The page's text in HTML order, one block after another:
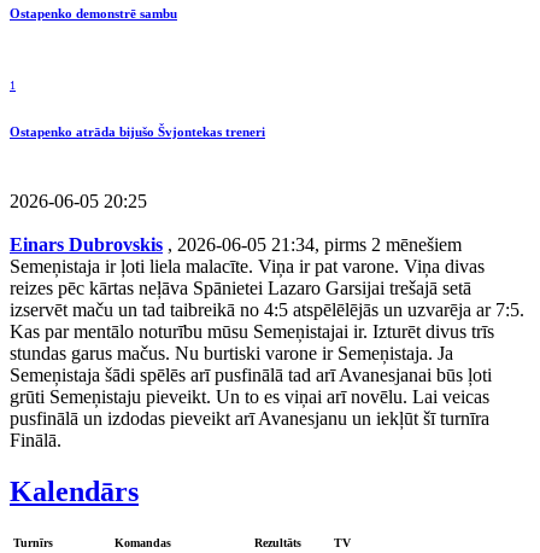
Ostapenko demonstrē sambu
1
Ostapenko atrāda bijušo Švjontekas treneri
2026-06-05 20:25
Einars Dubrovskis , 2026-06-05 21:34, pirms 2 mēnešiem
Semeņistaja ir ļoti liela malacīte. Viņa ir pat varone. Viņa divas
reizes pēc kārtas neļāva Spānietei Lazaro Garsijai trešajā setā
izservēt maču un tad taibreikā no 4:5 atspēlēlējās un uzvarēja ar 7:5.
Kas par mentālo noturību mūsu Semeņistajai ir. Izturēt divus trīs
stundas garus mačus. Nu burtiski varone ir Semeņistaja. Ja
Semeņistaja šādi spēlēs arī pusfinālā tad arī Avanesjanai būs ļoti
grūti Semeņistaju pieveikt. Un to es viņai arī novēlu. Lai veicas
pusfinālā un izdodas pieveikt arī Avanesjanu un iekļūt šī turnīra
Finālā.
Kalendārs
Turnīrs Komandas Rezultāts TV